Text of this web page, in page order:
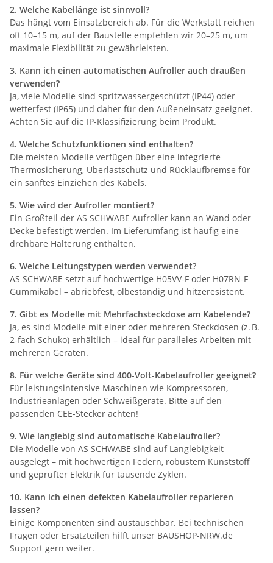
2. Welche Kabellänge ist sinnvoll?
Das hängt vom Einsatzbereich ab. Für die Werkstatt reichen
oft 10–15 m, auf der Baustelle empfehlen wir 20–25 m, um
maximale Flexibilität zu gewährleisten.
3. Kann ich einen automatischen Aufroller auch draußen
verwenden?
Ja, viele Modelle sind spritzwassergeschützt (IP44) oder
wetterfest (IP65) und daher für den Außeneinsatz geeignet.
Achten Sie auf die IP-Klassifizierung beim Produkt.
4. Welche Schutzfunktionen sind enthalten?
Die meisten Modelle verfügen über eine integrierte
Thermosicherung, Überlastschutz und Rücklaufbremse für
ein sanftes Einziehen des Kabels.
5. Wie wird der Aufroller montiert?
Ein Großteil der AS SCHWABE Aufroller kann an Wand oder
Decke befestigt werden. Im Lieferumfang ist häufig eine
drehbare Halterung enthalten.
6. Welche Leitungstypen werden verwendet?
AS SCHWABE setzt auf hochwertige H05VV-F oder H07RN-F
Gummikabel – abriebfest, ölbeständig und hitzeresistent.
7. Gibt es Modelle mit Mehrfachsteckdose am Kabelende?
Ja, es sind Modelle mit einer oder mehreren Steckdosen (z. B.
2-fach Schuko) erhältlich – ideal für paralleles Arbeiten mit
mehreren Geräten.
8. Für welche Geräte sind 400-Volt-Kabelaufroller geeignet?
Für leistungsintensive Maschinen wie Kompressoren,
Industrieanlagen oder Schweißgeräte. Bitte auf den
passenden CEE-Stecker achten!
9. Wie langlebig sind automatische Kabelaufroller?
Die Modelle von AS SCHWABE sind auf Langlebigkeit
ausgelegt – mit hochwertigen Federn, robustem Kunststoff
und geprüfter Elektrik für tausende Zyklen.
10. Kann ich einen defekten Kabelaufroller reparieren
lassen?
Einige Komponenten sind austauschbar. Bei technischen
Fragen oder Ersatzteilen hilft unser BAUSHOP-NRW.de
Support gern weiter.